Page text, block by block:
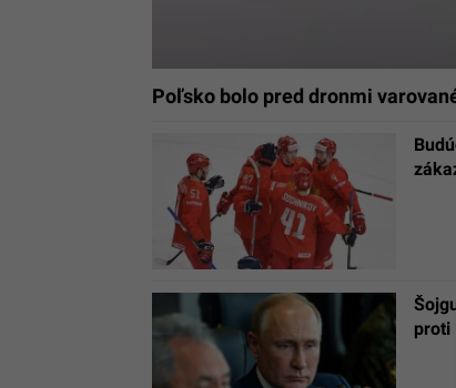
Poľsko bolo pred dronmi
proti